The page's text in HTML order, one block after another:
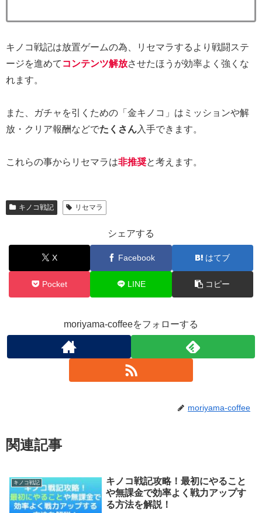
キノコ戦記は放置ゲームの為、リセマラするより戦闘ステ
ージを進めて コンテンツ解放させたほうが効率よく強くな
れます。
また、ガチャを引くための「金キノコ」はミッションや解
放・クリア報酬などでたくさん入手できます。
これらの事からリセマラは非推奨と考えます。
キノコ戦記 リセマラ
シェアする
X Facebook はてブ
Pocket LINE コピー
moriyama-coffeeをフォローする
moriyama-coffee
関連記事
キノコ戦記
キノコ戦記攻略！最初にやること
や無課金で効率よく戦力アップす
る方法を解説！